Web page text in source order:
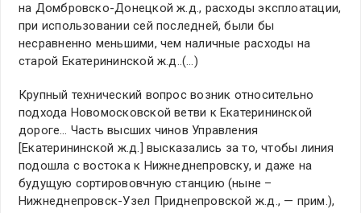
на Домбровско-Донецкой ж.д., расходы эксплоатации,
при использовании сей последней, были бы
несравненно меньшими, чем наличные расходы на
старой Екатерининской ж.д..(…)
Крупный технический вопрос возник относительно
подхода Новомосковской ветви к Екатерининской
дороге… Часть высших чинов Управления
[Екатерининской ж.д.] высказались за то, чтобы линия
подошла с востока к Нижнеднепровску, и даже на
будущую сортирововчную станцию (ныне –
Нижнеднепровск-Узел Приднепровской ж.д., — прим.),